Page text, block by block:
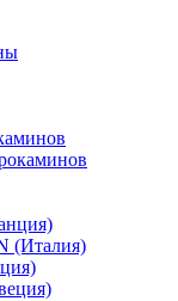
(Италия)